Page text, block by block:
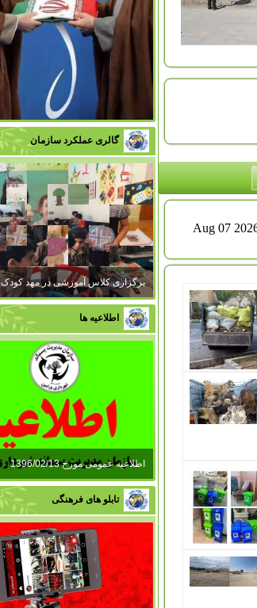
گالری عملکرد سازمان
برگزاری کلاس آموزشی در مهد کودک
اطلاعیه ها
اطلاعیه عمومی مورخ 1396/02/13
تابلو های فرهنگی